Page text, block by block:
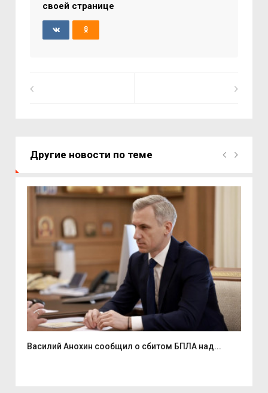
своей странице
Другие новости по теме
Василий Анохин сообщил о сбитом БПЛА над...